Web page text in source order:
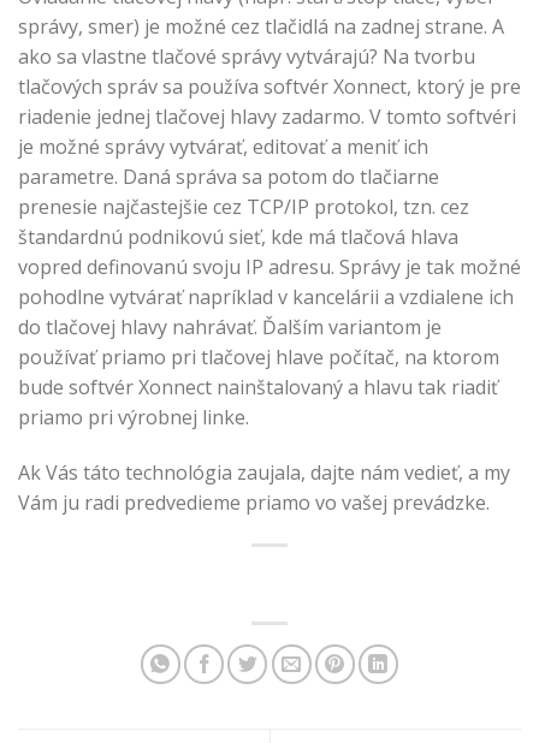
správy, smer) je možné cez tlačidlá na zadnej strane. A
ako sa vlastne tlačové správy vytvárajú? Na tvorbu
tlačových správ sa používa softvér Xonnect, ktorý je pre
riadenie jednej tlačovej hlavy zadarmo. V tomto softvéri
je možné správy vytvárať, editovať a meniť ich
parametre. Daná správa sa potom do tlačiarne
prenesie najčastejšie cez TCP/IP protokol, tzn. cez
štandardnú podnikovú sieť, kde má tlačová hlava
vopred definovanú svoju IP adresu. Správy je tak možné
pohodlne vytvárať napríklad v kancelárii a vzdialene ich
do tlačovej hlavy nahrávať. Ďalším variantom je
používať priamo pri tlačovej hlave počítač, na ktorom
bude softvér Xonnect nainštalovaný a hlavu tak riadiť
priamo pri výrobnej linke.
Ak Vás táto technológia zaujala, dajte nám vedieť, a my
Vám ju radi predvedieme priamo vo vašej prevádzke.